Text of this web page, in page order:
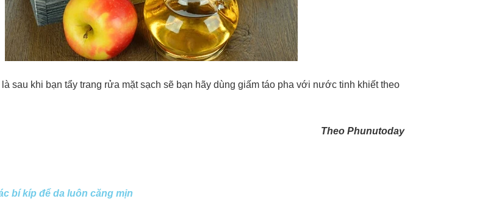
sau khi bạn tẩy trang rửa mặt sạch sẽ bạn hãy dùng giấm táo pha với nước tinh khiết theo
Theo Phunutoday
bí kíp để da luôn căng mịn